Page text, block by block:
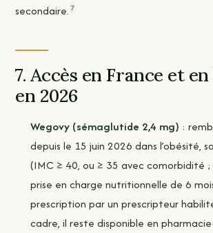
secondaire. 7
7. Accès en France et
en 2026
Wegovy (sémaglutide 2,4 mg) :
depuis le 15 juin 2026 dans l’obésité,
(IMC ≥ 40, ou ≥ 35 avec comorbidité ;
prise en charge nutritionnelle de 6
prescription par un prescripteur
cadre, il reste disponible en